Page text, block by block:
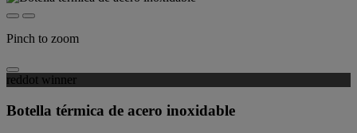
Pinch to zoom
reddot winner
Botella térmica de acero inoxidable